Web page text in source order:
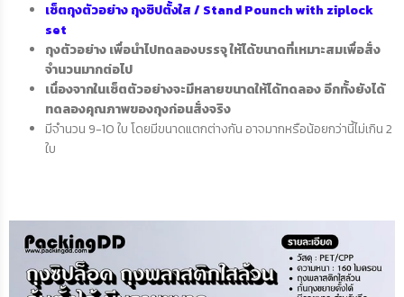
เซ็ตถุงตัวอย่าง ถุงซิปตั้งใส / Stand Pounch with ziplock
set
ถุงตัวอย่าง เพื่อนำไปทดลองบรรจุ ให้ได้ขนาดที่เหมาะสมเพื่อสั่ง
จำนวนมากต่อไป
เนื่องจากในเซ็ตตัวอย่างจะมีหลายขนาดให้ได้ทดลอง อีกทั้งยังได้
ทดลองคุณภาพของถุงก่อนสั่งจริง
มีจำนวน 9-10 ใบ โดยมีขนาดแตกต่างกัน อาจมากหรือน้อยกว่านี้ไม่เกิน 2
ใบ